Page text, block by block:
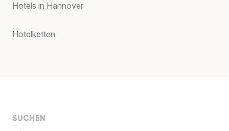
Hotels in Hannover
Hotelketten
SUCHEN